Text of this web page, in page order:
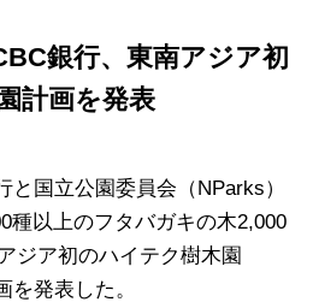
銀行、東南アジア初
計画を発表
と国立公園委員会（NParks）
種以上のフタバガキの木2,000
ジア初のハイテク樹木園
を発表した。